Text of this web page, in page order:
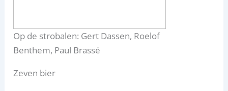
Op de strobalen: Gert Dassen, Roelof
Benthem, Paul Brassé
Zeven bier